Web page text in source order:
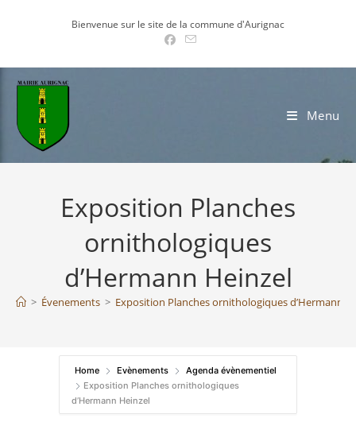
Bienvenue sur le site de la commune d'Aurignac
Menu
Exposition Planches
ornithologiques
d’Hermann Heinzel
> Évenements > Exposition Planches ornithologiques d’Hermann
Home Evènements
Agenda évènementiel
Exposition Planches ornithologiques
d’Hermann Heinzel